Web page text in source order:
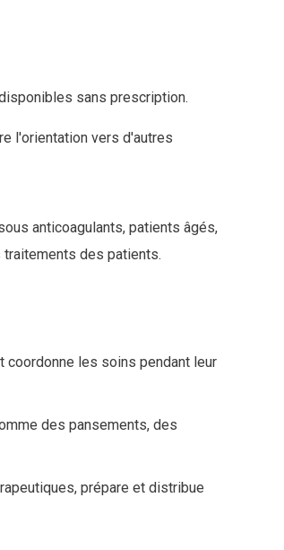
sans prescription.
l'orientation vers d'autres
anticoagulants, patients âgés,
traitements des patients.
coordonne les soins pendant leur
des pansements, des
prépare et distribue